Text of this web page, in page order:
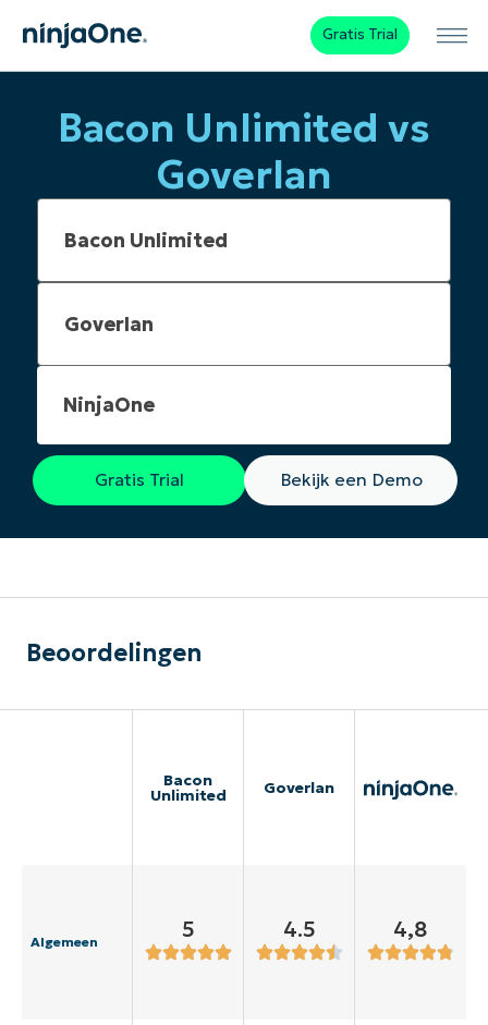
Gratis Trial
Bacon Unlimited vs
Goverlan
NinjaOne
Gratis Trial Bekijk een Demo
Beoordelingen
Bacon
Unlimited Goverlan
Algemeen 5 4.5 4,8